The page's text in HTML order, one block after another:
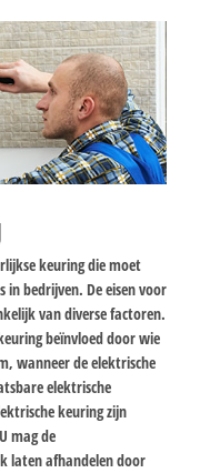
keuring die moet
bedrijven. De eisen voor
van diverse factoren.
beïnvloed door wie
wanneer de elektrische
elektrische
keuring zijn
mag de
laten afhandelen door